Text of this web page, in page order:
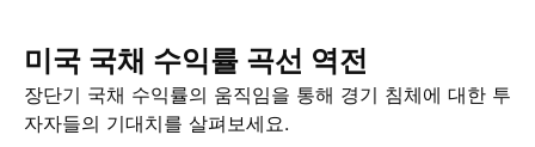
미국 국채 수익률 곡선 역전
장단기 국채 수익률의 움직임을 통해 경기 침체에 대한 투
자자들의 기대치를 살펴보세요.